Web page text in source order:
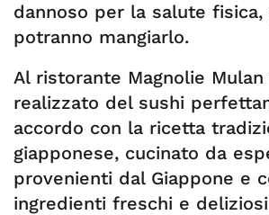
dannoso per la salute
potranno mangiarlo.
Al ristorante Magnolie Mulan
realizzato del sushi
accordo con la ricetta
giapponese, cucinato da
provenienti dal Giappone e
ingredienti freschi e